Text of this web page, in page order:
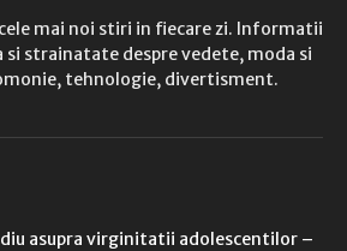
mai noi stiri in fiecare zi. Informatii
strainatate despre vedete, moda si
tehnologie, divertisment.
asupra virginitatii adolescentilor –